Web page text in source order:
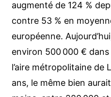
augmenté de 124 %
contre 53 % en
européenne.
environ 500 000 €
l’aire métropolitaine de
ans, le même bien